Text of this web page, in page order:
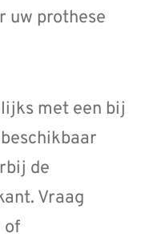
uw prothese
met een bij
de
Vraag
of